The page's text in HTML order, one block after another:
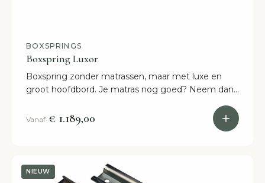
BOXSPRINGS
Boxspring Luxor
Boxspring zonder matrassen, maar met luxe en
groot hoofdbord. Je matras nog goed? Neem dan
Vanaf € 1.189,00
NIEUW